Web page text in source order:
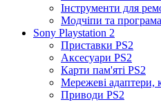
Інструменти для
Модчіпи та
Sony Playstation 2
Приставки PS2
Аксесуари PS2
Карти пам'яті PS2
Мережеві адаптери,
Приводи PS2